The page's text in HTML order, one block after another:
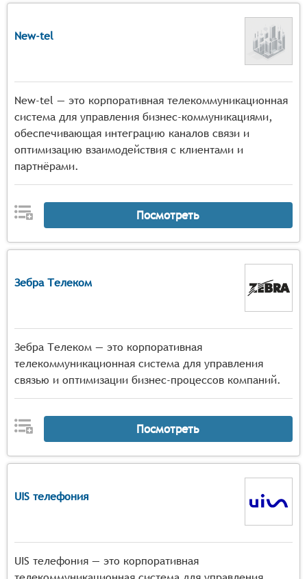
New-tel
New-tel — это корпоративная телекоммуникационная
система для управления бизнес-коммуникациями,
обеспечивающая интеграцию каналов связи и
оптимизацию взаимодействия с клиентами и
партнёрами.
Посмотреть
Зебра Телеком
Зебра Телеком — это корпоративная
телекоммуникационная система для управления
связью и оптимизации бизнес-процессов компаний.
Посмотреть
UIS телефония
UIS телефония — это корпоративная